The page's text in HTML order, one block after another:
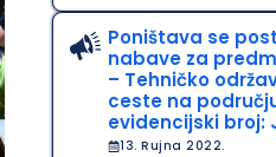
Poništava se
nabave za
– Tehničko
ceste na
evidencijski broj:
13. Rujna 2022.